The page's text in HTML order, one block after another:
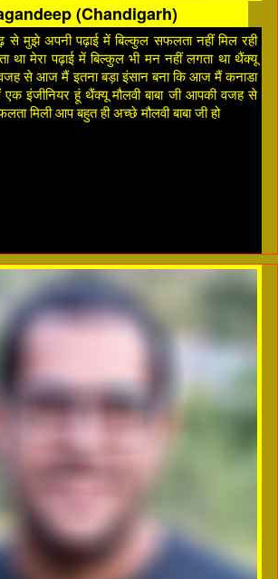
(Chandigarh)
से मुझे अपनी पढ़ाई में बिल्कुल सफलता नहीं मिल रही
था मेरा पढ़ाई में बिल्कुल भी मन नहीं लगता था थैंक्यू
वजह से आज मैं इतना बड़ा इंसान बना कि आज मैं कनाडा
इंजीनियर हूं थैंक्यू मौलवी बाबा जी आपकी वजह से
मिली आप बहुत ही अच्छे मौलवी बाबा जी हो